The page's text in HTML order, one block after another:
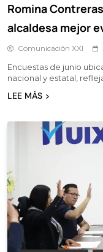
Romina
alcaldesa mejor
Comunicación XXI
Encuestas de junio
nacional y estatal,
LEE MÁS